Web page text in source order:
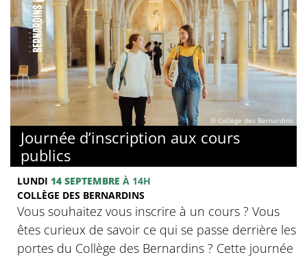
© Collège des Bernardins
Journée d’inscription aux cours
publics
LUNDI 14 SEPTEMBRE À 14H
COLLÈGE DES BERNARDINS
Vous souhaitez vous inscrire à un cours ? Vous
êtes curieux de savoir ce qui se passe derrière les
portes du Collège des Bernardins ? Cette journée